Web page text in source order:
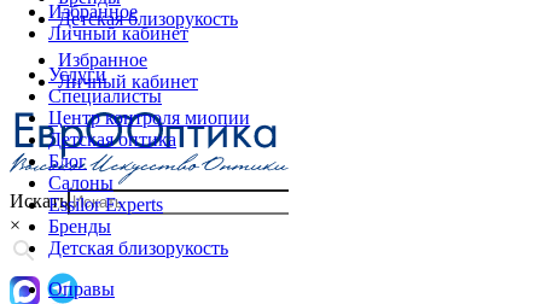
Детская близорукость
Избранное
Личный кабинет
Искать
×
Избранное
Личный кабинет
Услуги
Специалисты
Центр контроля миопии
Детская оптика
Блог
Салоны
Essilor Experts
Бренды
Детская близорукость
Оправы